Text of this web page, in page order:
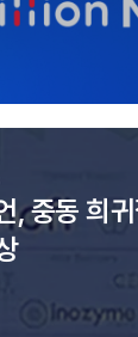
, 중동 희